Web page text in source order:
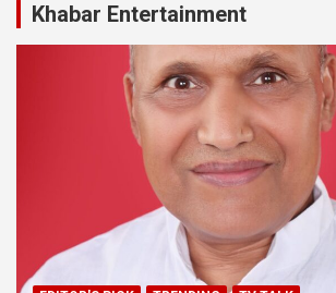
Khabar Entertainment